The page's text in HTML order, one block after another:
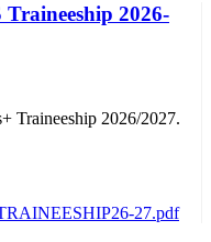
2026-
Traineeship 2026/2027.